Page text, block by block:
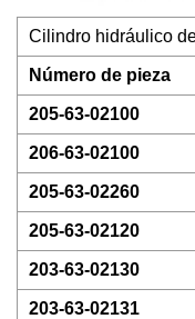
Cilindro hidráulico
Número de pieza
205-63-02100
206-63-02100
205-63-02260
205-63-02120
203-63-02130
203-63-02131